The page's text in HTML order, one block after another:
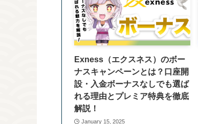
Exness（エクスネス）のボー
ナスキャンペーンとは？口座開
設・入金ボーナスなしでも選ば
れる理由とプレミア特典を徹底
解説！
January 15, 2025